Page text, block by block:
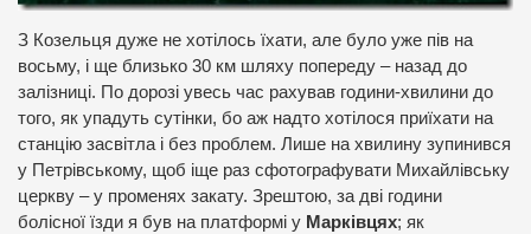
З Козельця дуже не хотілось їхати, але було уже пів на
восьму, і ще близько 30 км шляху попереду – назад до
залізниці. По дорозі увесь час рахував години-хвилини до
того, як упадуть сутінки, бо аж надто хотілося приїхати на
станцію засвітла і без проблем. Лише на хвилину зупинився
у Петрівському, щоб іще раз сфотографувати Михайлівську
церкву – у променях закату. Зрештою, за дві години
болісної їзди я був на платформі у Марківцях; як